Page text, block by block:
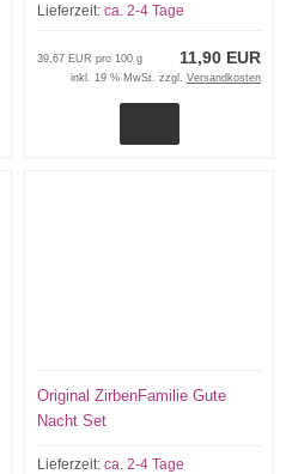
Lieferzeit: ca. 2-4 Tage
11,90 EUR
39,67 EUR pro 100 g
inkl. 19 % MwSt. zzgl. Versandkosten
Original ZirbenFamilie Gute
Nacht Set
Lieferzeit: ca. 2-4 Tage